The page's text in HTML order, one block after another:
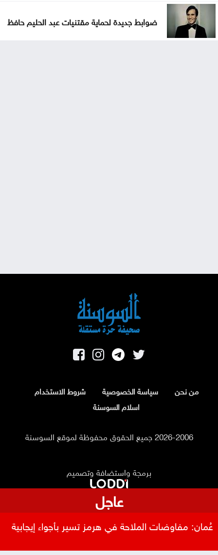
ضوابط جديدة لحماية مقتنيات عبد الحليم حافظ
من نحن سياسة الخصوصية
شروط الاستخدام
اسلام السوسنة
2026-2006 جميع الحقوق محفوظة لموقع السوسنة
برمجة واستضافة وتصميم
عاجل
عُمان: مفاوضات الملاحة في هرمز تسير بأجواء إيجابية